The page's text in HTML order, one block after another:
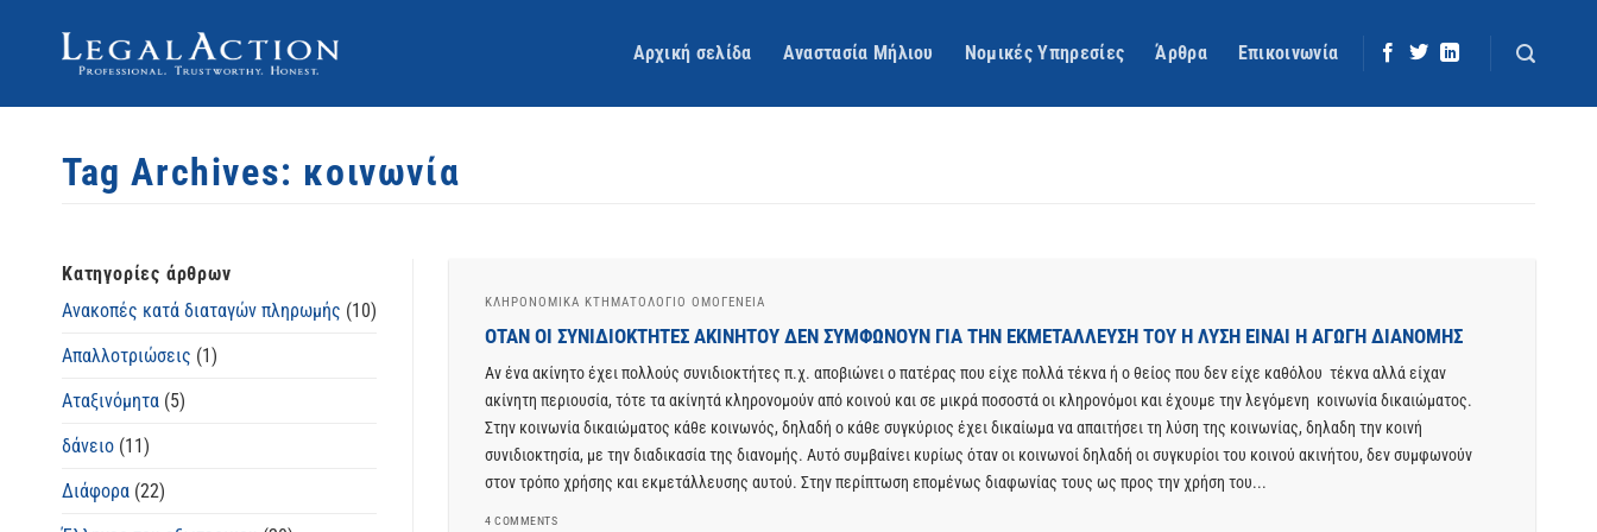
Αρχική σελίδα Αναστασία Μήλιου Νομικές Υπηρεσίες Άρθρα Επικοινωνία
Tag Archives: κοινωνία
Κατηγορίες άρθρων
Ανακοπές κατά διαταγών πληρωμής (10)
Απαλλοτριώσεις (1)
Αταξινόμητα (5)
δάνειο (11)
Διάφορα (22)
ΚΛΗΡΟΝΟΜΙΚΆ ΚΤΗΜΑΤΌΛΟΓΙΟ ΟΜΟΓΈΝΕΙΑ
ΟΤΑΝ ΟΙ ΣΥΝΙΔΙΟΚΤΗΤΕΣ ΑΚΙΝΗΤΟΥ ΔΕΝ ΣΥΜΦΩΝΟΥΝ ΓΙΑ ΤΗΝ ΕΚΜΕΤΑΛΛΕΥΣΗ ΤΟΥ Η ΛΥΣΗ ΕΙΝΑΙ Η ΑΓΩΓΗ ΔΙΑΝΟΜΗΣ
Αν ένα ακίνητο έχει πολλούς συνιδιοκτήτες π.χ. αποβιώνει ο πατέρας που είχε πολλά τέκνα ή ο θείος που δεν είχε καθόλου τέκνα αλλά είχαν
ακίνητη περιουσία, τότε τα ακίνητά κληρονομούν από κοινού και σε μικρά ποσοστά οι κληρονόμοι και έχουμε την λεγόμενη κοινωνία δικαιώματος.
Στην κοινωνία δικαιώματος κάθε κοινωνός, δηλαδή ο κάθε συγκύριος έχει δικαίωμα να απαιτήσει τη λύση της κοινωνίας, δηλαδη την κοινή
συνιδιοκτησία, με την διαδικασία της διανομής. Αυτό συμβαίνει κυρίως όταν οι κοινωνοί δηλαδή οι συγκυρίοι του κοινού ακινήτου, δεν συμφωνούν
στον τρόπο χρήσης και εκμετάλλευσης αυτού. Στην περίπτωση επομένως διαφωνίας τους ως προς την χρήση του...
4 COMMENTS